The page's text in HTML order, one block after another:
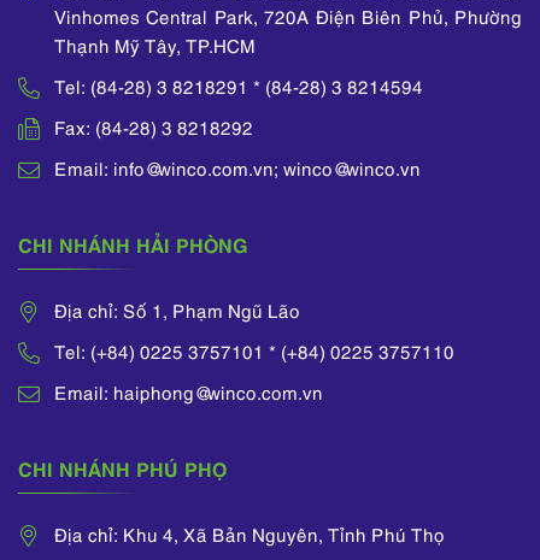
Vinhomes Central Park, 720A Điện Biên Phủ, Phường
Thạnh Mỹ Tây, TP.HCM
Tel: (84-28) 3 8218291 * (84-28) 3 8214594
Fax: (84-28) 3 8218292
Email: info@winco.com.vn; winco@winco.vn
CHI NHÁNH HẢI PHÒNG
Địa chỉ: Số 1, Phạm Ngũ Lão
Tel: (+84) 0225 3757101 * (+84) 0225 3757110
Email: haiphong@winco.com.vn
CHI NHÁNH PHÚ PHỌ
Địa chỉ: Khu 4, Xã Bản Nguyên, Tỉnh Phú Thọ